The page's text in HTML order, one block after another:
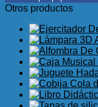
Otros productos